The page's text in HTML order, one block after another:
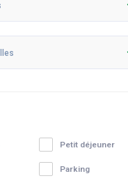
Petit déjeuner
Parking